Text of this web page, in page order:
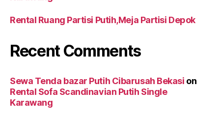
Rental Ruang Partisi Putih,Meja Partisi Depok
Recent Comments
Sewa Tenda bazar Putih Cibarusah Bekasi on
Rental Sofa Scandinavian Putih Single
Karawang